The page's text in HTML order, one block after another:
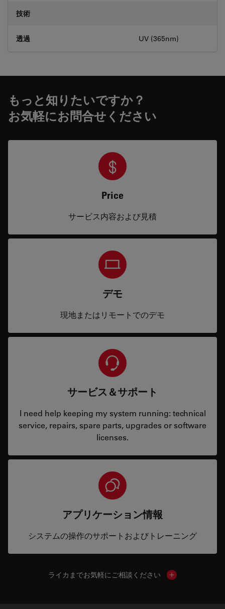
技術
透過 UV (365nm)
もっと知りたいですか？
お気軽にお問合せください
Price
サービス内容および見積
デモ
現地またはリモートでのデモ
サービス＆サポート
I need help keeping my system running: technical
service, repairs, spare parts, upgrades or software
licenses.
アプリケーション情報
システムの操作のサポートおよびトレーニング
ライカまでお気軽にご相談ください Show local